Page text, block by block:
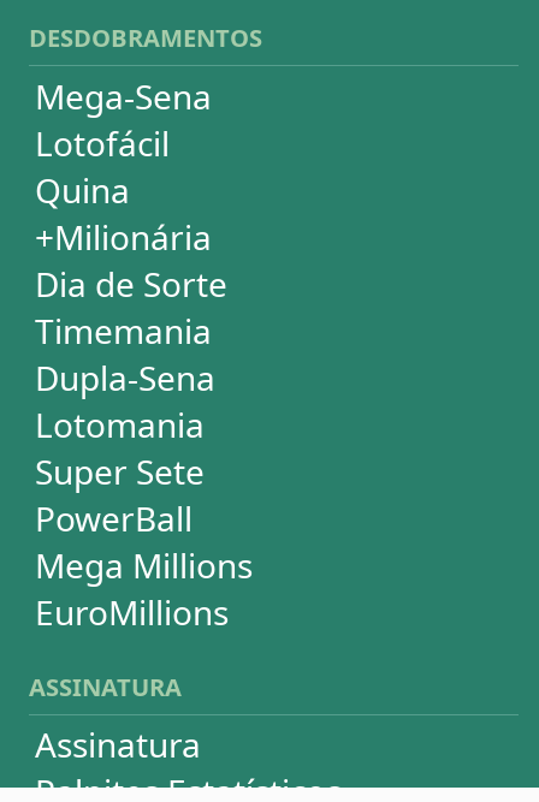
Assinatura
Palpites Estatísticos
Análises Estatísticas
Simulador de Apostas
Conferidor de Apostas
Desdobramentos Especiais
Impressão de Volantes
SUPORTE
Idioma
Dúvidas
Termos de Uso
Privacidade
Fale conosco